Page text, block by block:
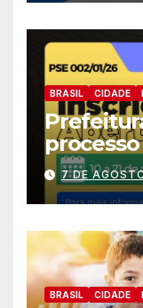
BRASIL CIDADE
7 DE
BRASIL CIDADE